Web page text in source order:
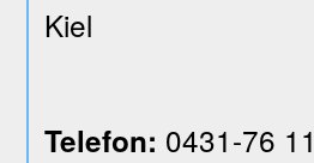
Kiel
Telefon: 0431-76